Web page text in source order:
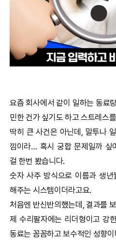
수리사주
문의사항
요즘 회사에서 같이 일하는 동료
민한 건가 싶기도 하고 스트레스
딱히 큰 사건은 아닌데, 말투나
낌이라… 혹시 궁합문제일까 싶
걸 한번 봤습니다.
숫자 사주 방식으로 이름과 생년
해주는 시스템이더라고요.
처음엔 반신반의했는데, 결과를
제 수리팔자에는 리더형이고 강
동료는 꼼꼼하고 보수적인 성향